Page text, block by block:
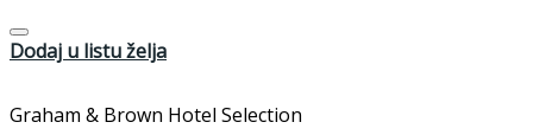
Dodaj u listu želja
Graham & Brown Hotel Selection